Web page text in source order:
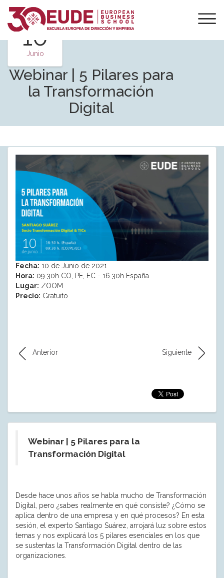
10
Junio
Webinar | 5 Pilares para
la Transformación
Digital
Fecha: 10 de Junio de 2021
Hora: 09.30h CO, PE, EC - 16.30h España
Lugar: ZOOM
Precio: Gratuito
Anterior Siguiente
Webinar | 5 Pilares para la
Transformación Digital
Desde hace unos años se habla mucho de Transformación
Digital, pero ¿sabes realmente en qué consiste? ¿Cómo se
aplica dentro de una empresa y en qué procesos? En esta
sesión, el experto Santiago Suárez, arrojará luz sobre estos
temas y nos explicará los 5 pilares esenciales en los que
se sustentas la Transformación Digital dentro de las
organizaciones.